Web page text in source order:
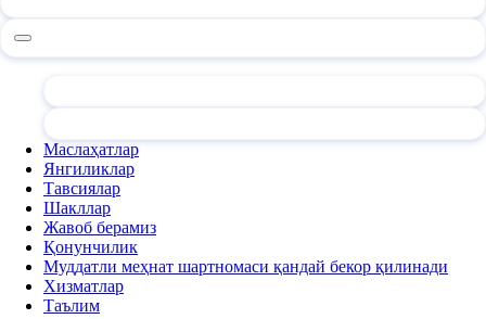
Маслаҳатлар
Янгиликлар
Тавсиялар
Шакллар
Жавоб берамиз
Қонунчилик
Муддатли меҳнат шартномаси қандай бекор қилинади
Хизматлар
Таълим